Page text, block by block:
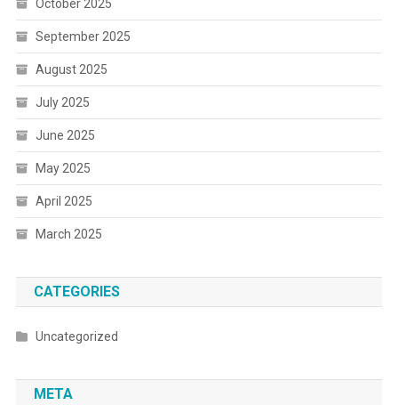
October 2025
September 2025
August 2025
July 2025
June 2025
May 2025
April 2025
March 2025
CATEGORIES
Uncategorized
META